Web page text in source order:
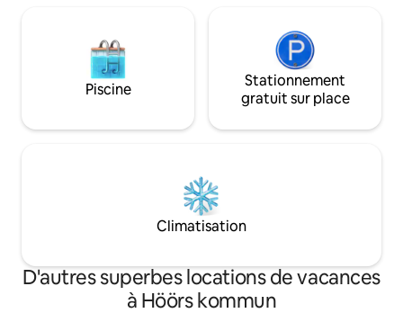
Piscine
Stationnement
gratuit sur place
Climatisation
D'autres superbes locations de vacances
à Höörs kommun